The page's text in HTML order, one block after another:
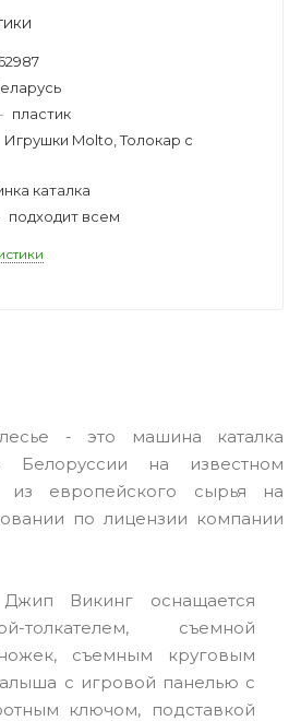
пластик
Игрушки Molto, Толокар с
каталка
подходит всем
- это машина каталка
Белоруссии на известном
из европейского сырья на
по лицензии компании
Викинг оснащается
толкателем, съемной
съемным круговым
с игровой панелью с
ключом, подставкой